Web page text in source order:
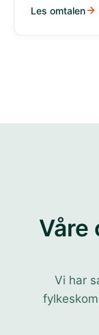
Les omtalen
Våre
Vi har